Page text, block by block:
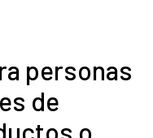
personas
de
o